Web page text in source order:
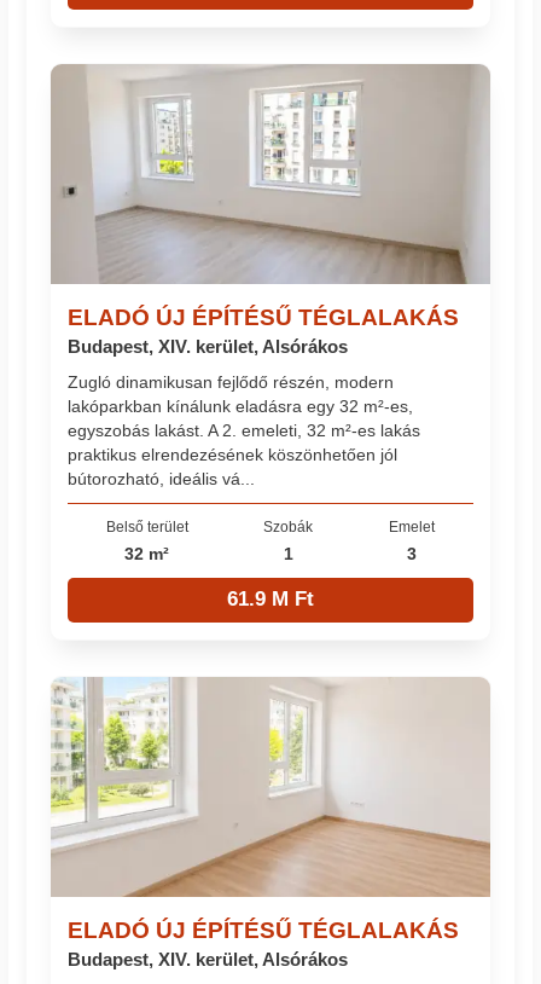
ELADÓ ÚJ ÉPÍTÉSŰ TÉGLALAKÁS
Budapest, XIV. kerület, Alsórákos
Zugló dinamikusan fejlődő részén, modern
lakóparkban kínálunk eladásra egy 32 m²-es,
egyszobás lakást. A 2. emeleti, 32 m²-es lakás
praktikus elrendezésének köszönhetően jól
bútorozható, ideális vá...
Belső terület
32 m²
Szobák
1
Emelet
3
61.9 M Ft
ELADÓ ÚJ ÉPÍTÉSŰ TÉGLALAKÁS
Budapest, XIV. kerület, Alsórákos